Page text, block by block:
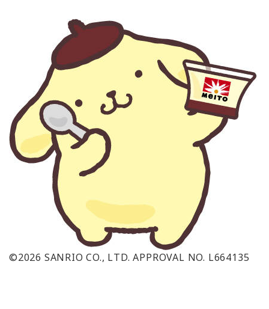
©2026 SANRIO CO., LTD. APPROVAL NO. L664135